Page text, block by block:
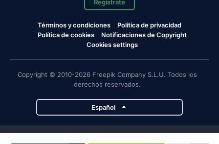
Regístrate
Términos y condiciones
Política de privacidad
Política de cookies
Notificaciones de Copyright
Cookies settings
Copyright © 2010-2026 Freepik Company S.L.U. Todos los
derechos reservados.
Español